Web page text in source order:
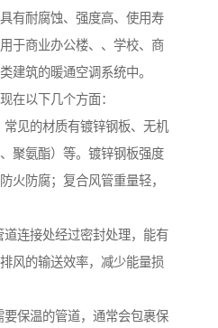
有耐腐蚀、强度高、使用寿
于商业办公楼、、学校、商
建筑的暖通空调系统中。
在以下几个方面：
见的材质有镀锌钢板、无机
聚氨酯）等。镀锌钢板强度
火防腐；复合风管重量轻，
连接处经过密封处理，能有
风的输送效率，减少能量损
保温的管道，通常会包裹保